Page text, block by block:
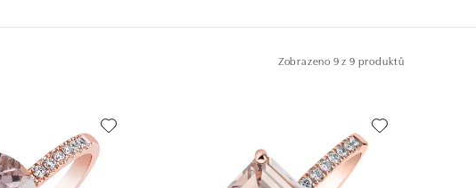
Zobrazeno 9 z 9 produktů